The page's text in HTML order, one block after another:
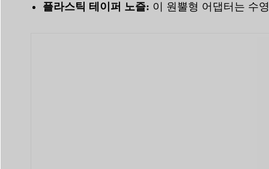
플라스틱 테이퍼 노즐: 이 원뿔형 어댑터는 수